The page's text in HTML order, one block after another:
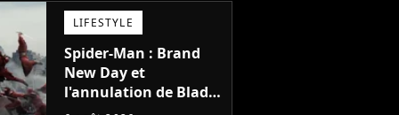
LIFESTYLE
Spider-Man : Brand
New Day et
l'annulation de Blade